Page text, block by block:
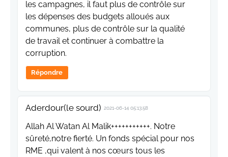
les campagnes, il faut plus de contrôle sur
les dépenses des budgets alloués aux
communes, plus de contrôle sur la qualité
de travail et continuer à combattre la
corruption.
Répondre
Aderdour(le sourd) 2021-06-14 05:13:58
Allah Al Watan Al Malik+++++++++++. Notre
sûreté,notre fierté. Un fonds spécial pour nos
RME ,qui valent à nos cœurs tous les